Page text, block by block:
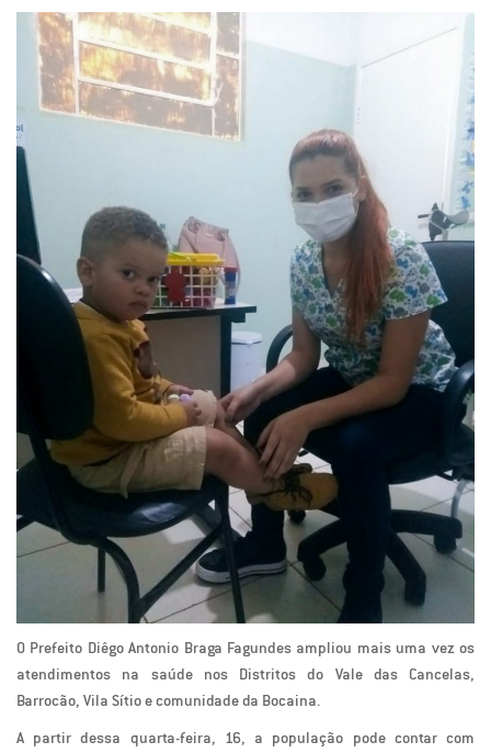
O Prefeito Diêgo Antonio Braga Fagundes ampliou mais uma vez os
atendimentos na saúde nos Distritos do Vale das Cancelas,
Barrocão, Vila Sítio e comunidade da Bocaina.
A partir dessa quarta-feira, 16, a população pode contar com